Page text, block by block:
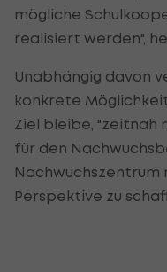
mögliche
realisiert werden",
Unabhängig davon
konkrete
Ziel bleibe, "zeitnah
für den
Perspektive zu